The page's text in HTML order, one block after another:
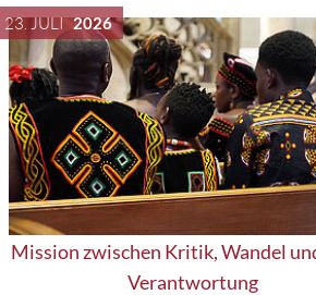
23. JULI 2026
Mission zwischen Kritik, Wandel
Verantwortung